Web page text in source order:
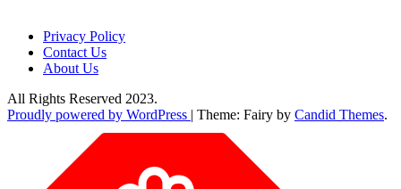
Privacy Policy
Contact Us
About Us
All Rights Reserved 2023.
Proudly powered by WordPress | Theme: Fairy by Candid Themes.